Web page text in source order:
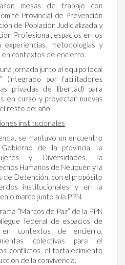
mesas de trabajo con
Provincial de Prevención
de Población Judicializada y
Profesional, espacios en los
metodologías y
contextos de encierro.
jornada junto al equipo local
(integrado por facilitadores
privadas de libertad) para
en curso y proyectar nuevas
resto del año.
institucionales
se mantuvo un encuentro
de la provincia, la
y Diversidades, la
Humanos de Neuquén y la
de Detención, con el propósito
institucionales y en la
marco junto a la PPN.
“Marcos de Paz” de la PPN
federal de espacios de
contextos de encierro,
colectivas para el
conflictos, el fortalecimiento
de la convivencia.